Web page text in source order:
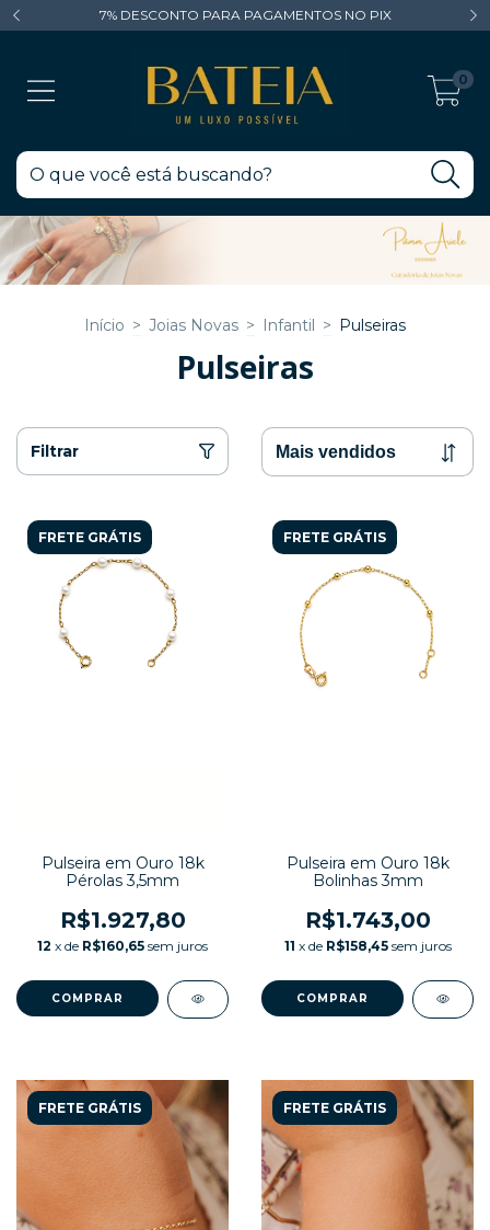
7% DESCONTO PARA PAGAMENTOS NO PIX
0
Início > Joias Novas > Infantil > Pulseiras
Pulseiras
Filtrar
FRETE GRÁTIS
Pulseira em Ouro 18k
Pérolas 3,5mm
R$1.927,80
12 x de R$160,65 sem juros
COMPRAR
FRETE GRÁTIS
Pulseira em Ouro 18k
Bolinhas 3mm
R$1.743,00
11 x de R$158,45 sem juros
COMPRAR
FRETE GRÁTIS FRETE GRÁTIS